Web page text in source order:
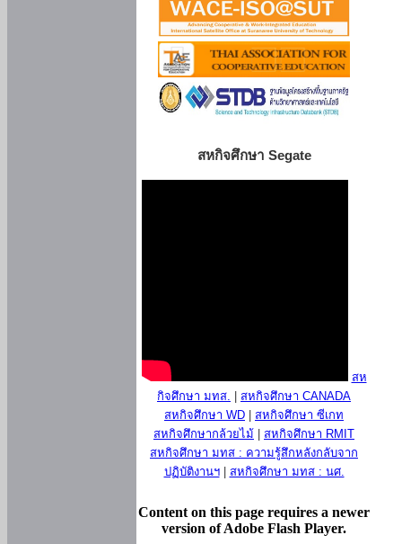
สหกิจศึกษา Segate
สห
กิจศึกษา มทส.
สหกิจศึกษา CANADA
สหกิจศึกษา WD
สหกิจศึกษา ซีเกท
สหกิจศึกษากล้วยไม้
สหกิจศึกษา RMIT
สหกิจศึกษา มทส : ความรู้สึกหลังกลับจาก
ปฏิบัติงานฯ| สหกิจศึกษา มทส : นศ.
Content on this page requires a newer
version of Adobe Flash Player.